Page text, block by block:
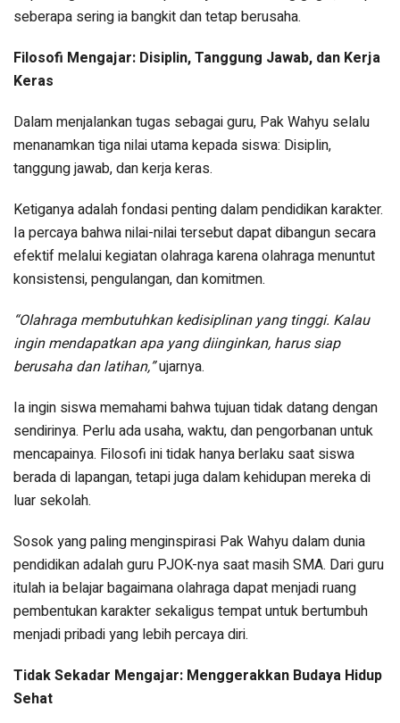
seberapa sering ia bangkit dan tetap berusaha.
Filosofi Mengajar: Disiplin, Tanggung Jawab, dan Kerja
Keras
Dalam menjalankan tugas sebagai guru, Pak Wahyu selalu
menanamkan tiga nilai utama kepada siswa: Disiplin,
tanggung jawab, dan kerja keras.
Ketiganya adalah fondasi penting dalam pendidikan karakter.
Ia percaya bahwa nilai-nilai tersebut dapat dibangun secara
efektif melalui kegiatan olahraga karena olahraga menuntut
konsistensi, pengulangan, dan komitmen.
“Olahraga membutuhkan kedisiplinan yang tinggi. Kalau
ingin mendapatkan apa yang diinginkan, harus siap
berusaha dan latihan,”ujarnya.
Ia ingin siswa memahami bahwa tujuan tidak datang dengan
sendirinya. Perlu ada usaha, waktu, dan pengorbanan untuk
mencapainya. Filosofi ini tidak hanya berlaku saat siswa
berada di lapangan, tetapi juga dalam kehidupan mereka di
luar sekolah.
Sosok yang paling menginspirasi Pak Wahyu dalam dunia
pendidikan adalah guru PJOK-nya saat masih SMA. Dari guru
itulah ia belajar bagaimana olahraga dapat menjadi ruang
pembentukan karakter sekaligus tempat untuk bertumbuh
menjadi pribadi yang lebih percaya diri.
Tidak Sekadar Mengajar: Menggerakkan Budaya Hidup
Sehat